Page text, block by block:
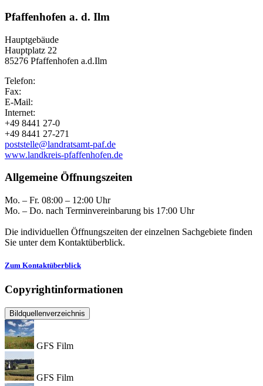
Pfaffenhofen a. d. Ilm
Hauptgebäude
Hauptplatz 22
85276 Pfaffenhofen a.d.Ilm
Telefon:
Fax:
E-Mail:
Internet:
+49 8441 27-0
+49 8441 27-271
poststelle@landratsamt-paf.de
www.landkreis-pfaffenhofen.de
Allgemeine Öffnungszeiten
Mo. – Fr. 08:00 – 12:00 Uhr
Mo. – Do. nach Terminvereinbarung bis 17:00 Uhr
Die individuellen Öffnungszeiten der einzelnen Sachgebiete finden
Sie unter dem Kontaktüberblick.
Zum Kontaktüberblick
Copyrightinformationen
Bildquellenverzeichnis
GFS Film
GFS Film